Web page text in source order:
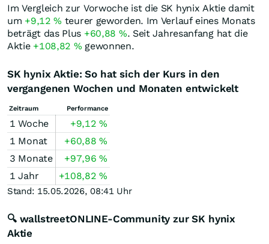
Im Vergleich zur Vorwoche ist die SK hynix Aktie damit
um +9,12% teurer geworden. Im Verlauf eines Monats
beträgt das Plus +60,88 %. Seit Jahresanfang hat die
Aktie +108,82 % gewonnen.
SK hynix Aktie: So hat sich der Kurs in den
vergangenen Wochen und Monaten entwickelt
Zeitraum Performance
1 Woche +9,12%
1 Monat
+60,88%
3 Monate
+97,96%
1 Jahr
+108,82%
Stand: 15.05.2026, 08:41 Uhr
🔍 wallstreetONLINE-Community zur SK hynix
Aktie